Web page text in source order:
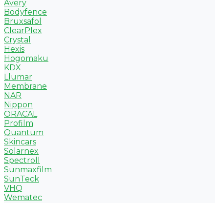
Avery
Bodyfence
Bruxsafol
ClearPlex
Crystal
Hexis
Hogomaku
KDX
Llumar
Membrane
NAR
Nippon
ORACAL
Profilm
Quantum
Skincars
Solarnex
Spectroll
Sunmaxfilm
SunTeck
VHQ
Wematec